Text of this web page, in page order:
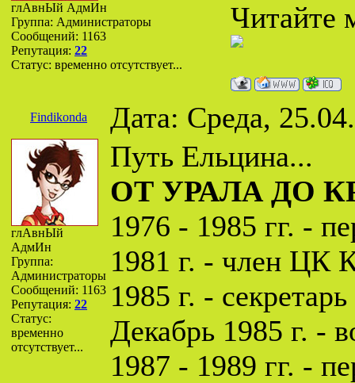
глАвнЫй АдмИн
Группа: Администраторы
Сообщений: 1163
Репутация: 22
Статус: временно отсутствует...
Читайте
Findikonda Дата: Среда,
глАвнЫй
АдмИн
Группа:
Администраторы
Сообщений: 1163
Репутация: 22
Статус:
временно
отсутствует...
Путь Ельцина...
ОТ УРАЛА ДО
1976 - 1985 гг. -
1981 г. - член ЦК
1985 г. -
Декабрь 1985 г. -
1987 - 1989 гг. -